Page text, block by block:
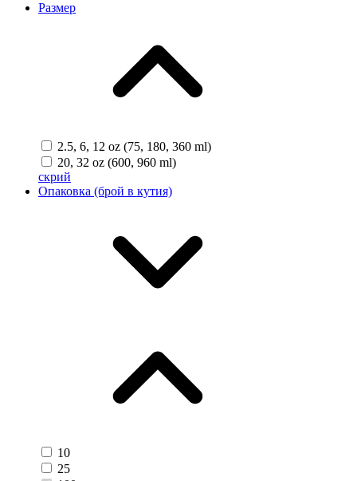
Размер
2.5, 6, 12 oz (75, 180, 360 ml)
20, 32 oz (600, 960 ml)
скрий
Опаковка (брой в кутия)
10
25